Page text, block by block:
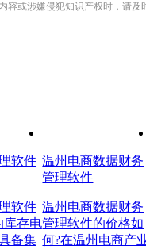
或涉嫌侵犯知识产权时，请
软件
软件
库存电
备集
温州电商数据财务
管理软件
温州电商数据财务
管理软件的价格如
何?在温州电商产